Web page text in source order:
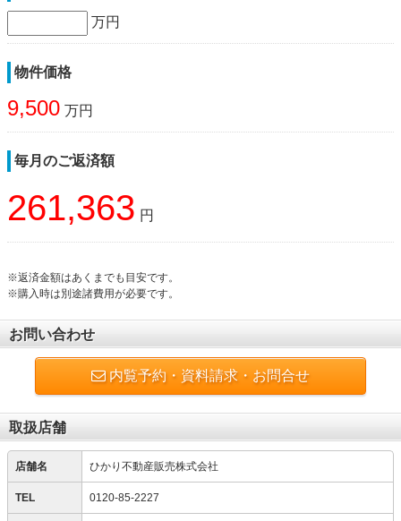
万円
物件価格
9,500 万円
毎月のご返済額
261,363 円
※返済金額はあくまでも目安です。
※購入時は別途諸費用が必要です。
お問い合わせ
内覧予約・資料請求・お問合せ
取扱店舗
店舗名 ひかり不動産販売株式会社
TEL 0120-85-2227